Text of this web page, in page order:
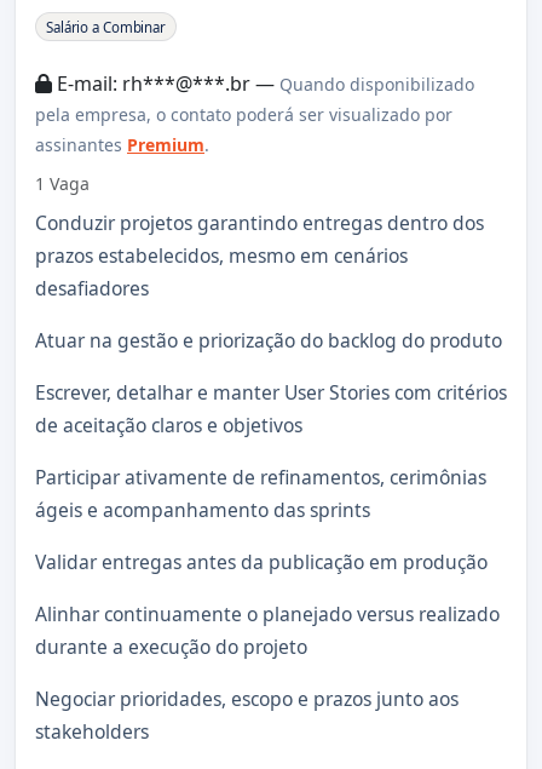
Sobre a Vaga
Salário a Combinar
E-mail: rh***@***.br — Quando disponibilizado
pela empresa, o contato poderá ser visualizado por
assinantes Premium.
1 Vaga
Conduzir projetos garantindo entregas dentro dos
prazos estabelecidos, mesmo em cenários
desafiadores
Atuar na gestão e priorização do backlog do produto
Escrever, detalhar e manter User Stories com critérios
de aceitação claros e objetivos
Participar ativamente de refinamentos, cerimônias
ágeis e acompanhamento das sprints
Validar entregas antes da publicação em produção
Alinhar continuamente o planejado versus realizado
durante a execução do projeto
Negociar prioridades, escopo e prazos junto aos
stakeholders